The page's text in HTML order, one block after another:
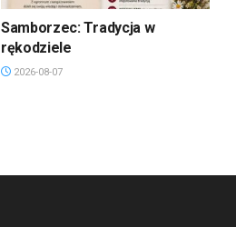
Samborzec: Tradycja w
rękodziele
2026-08-07